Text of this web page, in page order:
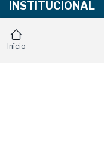
Início
INSTITUCIONAL
Página Inicial